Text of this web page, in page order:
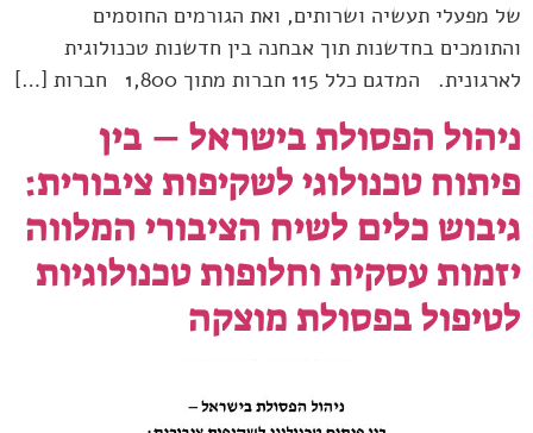
של מפעלי תעשיה ושרותים, ואת הגורמים החוסמים
והתומכים בחדשנות תוך אבחנה בין חדשנות טכנולוגית
לארגונית. המדגם כלל 115 חברות מתוך 1,800 חברות […]
ניהול הפסולת בישראל – בין
פיתוח טכנולוגי לשקיפות ציבורית:
גיבוש כלים לשיח הציבורי המלווה
יזמות עסקית וחלופות טכנולוגיות
לטיפול בפסולת מוצקה